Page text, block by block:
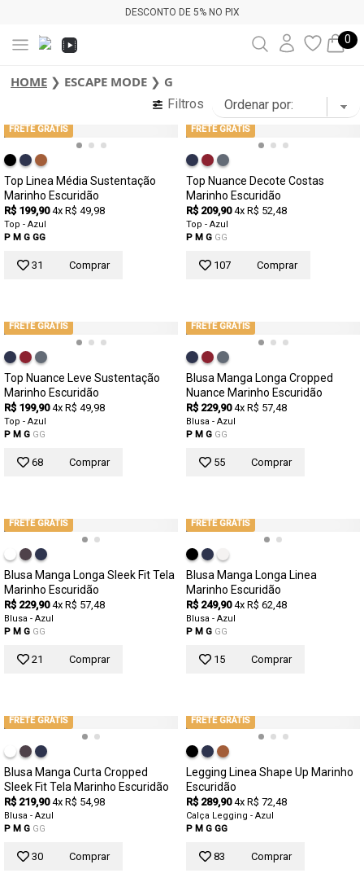
DESCONTO DE 5% NO PIX
0
HOME ❯ ESCAPE MODE ❯ G
Filtros
FRETE GRÁTIS
Top Linea Média Sustentação
Marinho Escuridão
R$ 199,90 4x R$ 49,98
Top - Azul
P M G GG
31 Comprar
FRETE GRÁTIS
Top Nuance Decote Costas
Marinho Escuridão
R$ 209,90 4x R$ 52,48
Top - Azul
P M G GG
107 Comprar
FRETE GRÁTIS
Top Nuance Leve Sustentação
Marinho Escuridão
R$ 199,90 4x R$ 49,98
Top - Azul
P M G GG
68 Comprar
FRETE GRÁTIS
Blusa Manga Longa Cropped
Nuance Marinho Escuridão
R$ 229,90 4x R$ 57,48
Blusa - Azul
P M G GG
55 Comprar
FRETE GRÁTIS
Blusa Manga Longa Sleek Fit Tela
Marinho Escuridão
R$ 229,90 4x R$ 57,48
Blusa - Azul
P M G GG
21 Comprar
FRETE GRÁTIS
Blusa Manga Longa Linea
Marinho Escuridão
R$ 249,90 4x R$ 62,48
Blusa - Azul
P M G GG
15 Comprar
FRETE GRÁTIS
Blusa Manga Curta Cropped
Sleek Fit Tela Marinho Escuridão
R$ 219,90 4x R$ 54,98
Blusa - Azul
P M G GG
30 Comprar
FRETE GRÁTIS
Legging Linea Shape Up Marinho
Escuridão
R$ 289,90 4x R$ 72,48
Calça Legging - Azul
P M G GG
83 Comprar